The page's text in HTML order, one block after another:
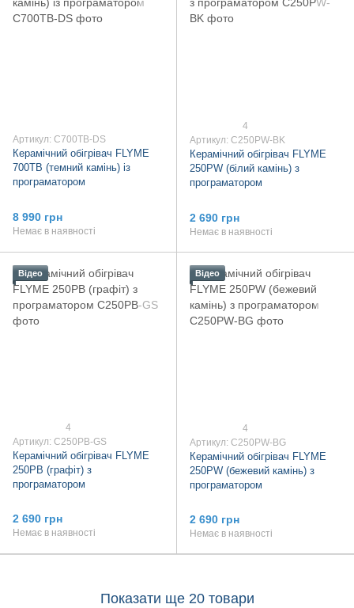
Артикул: C700TB-DS
Керамічний обігрівач FLYME
700TB (темний камінь) із
програматором
8 990 грн
Немає в наявності
4
Артикул: C250PW-BK
Керамічний обігрівач FLYME
250PW (білий камінь) з
програматором
2 690 грн
Немає в наявності
Відео
4
Артикул: C250PB-GS
Керамічний обігрівач FLYME
250PB (графіт) з
програматором
2 690 грн
Немає в наявності
Відео
4
Артикул: C250PW-BG
Керамічний обігрівач FLYME
250PW (бежевий камінь) з
програматором
2 690 грн
Немає в наявності
Показати ще 20 товари